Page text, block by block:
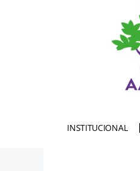
INSTITUCIONAL